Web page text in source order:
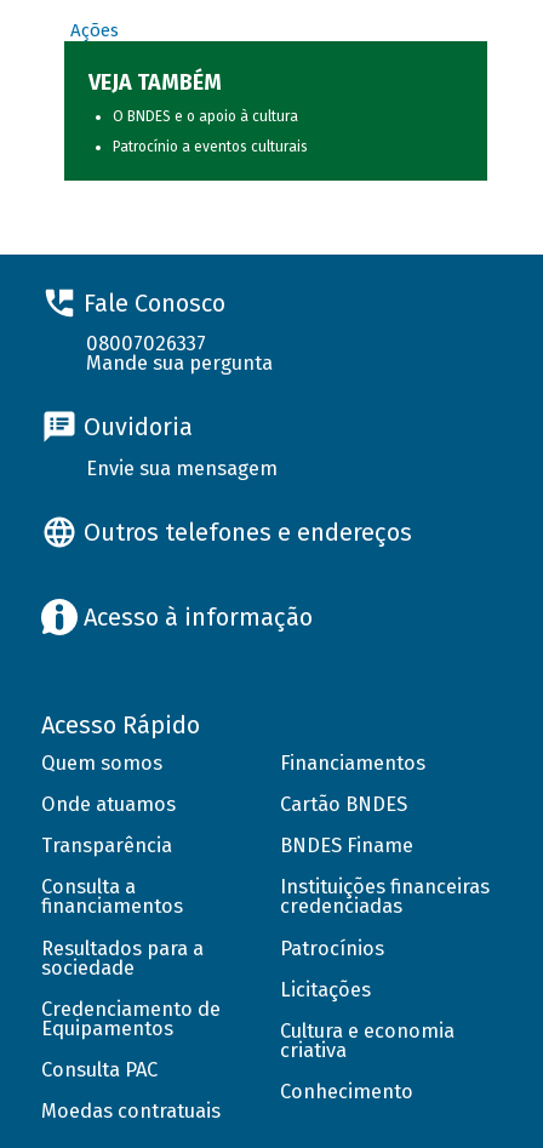
Ações
VEJA TAMBÉM
O BNDES e o apoio à cultura
Patrocínio a eventos culturais
Fale Conosco
08007026337
Mande sua pergunta
Ouvidoria
Envie sua mensagem
Outros telefones e endereços
Acesso à informação
Acesso Rápido
Quem somos
Onde atuamos
Transparência
Consulta a
financiamentos
Resultados para a
sociedade
Credenciamento de
Equipamentos
Consulta PAC
Moedas contratuais
Financiamentos
Cartão BNDES
BNDES Finame
Instituições financeiras
credenciadas
Patrocínios
Licitações
Cultura e economia
criativa
Conhecimento